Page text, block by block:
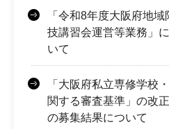
「令和8年度大阪府地
技講習会運営等業務」
いて
「大阪府私立専修学校
関する審査基準」の改
の募集結果について